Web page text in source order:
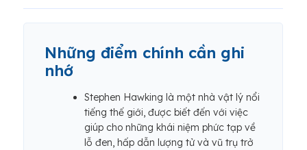
Những điểm chính cần ghi
nhớ
Stephen Hawking là một nhà vật lý nổi
tiếng thế giới, được biết đến với việc
giúp cho những khái niệm phức tạp về
lỗ đen, hấp dẫn lượng tử và vũ trụ trở